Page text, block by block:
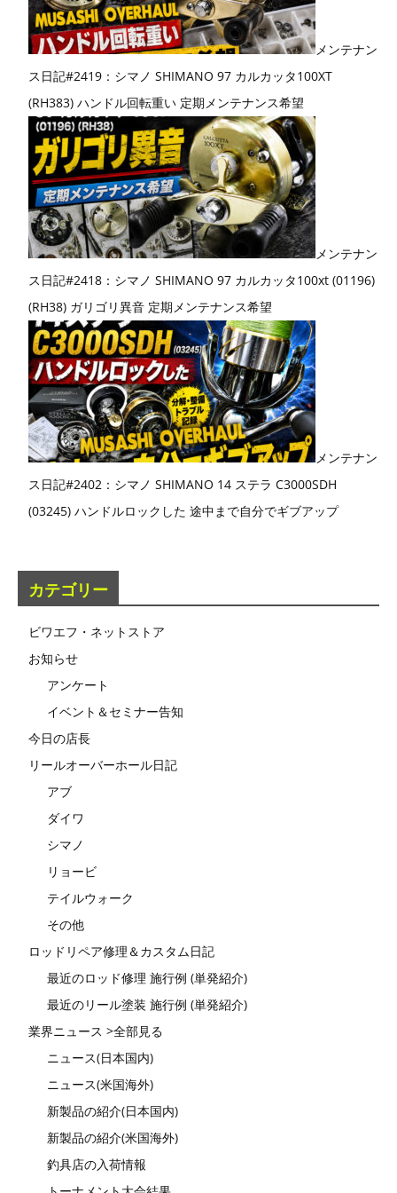
メンテナン
ス日記#2419：シマノ SHIMANO 97 カルカッタ100XT
(RH383) ハンドル回転重い 定期メンテナンス希望
メンテナン
ス日記#2418：シマノ SHIMANO 97 カルカッタ100xt (01196)
(RH38) ガリゴリ異音 定期メンテナンス希望
メンテナン
ス日記#2402：シマノ SHIMANO 14 ステラ C3000SDH
(03245) ハンドルロックした 途中まで自分でギブアップ
カテゴリー
ビワエフ・ネットストア
お知らせ
アンケート
イベント＆セミナー告知
今日の店長
リールオーバーホール日記
アブ
ダイワ
シマノ
リョービ
テイルウォーク
その他
ロッドリペア修理＆カスタム日記
最近のロッド修理 施行例 (単発紹介)
最近のリール塗装 施行例 (単発紹介)
業界ニュース >全部見る
ニュース(日本国内)
ニュース(米国海外)
新製品の紹介(日本国内)
新製品の紹介(米国海外)
釣具店の入荷情報